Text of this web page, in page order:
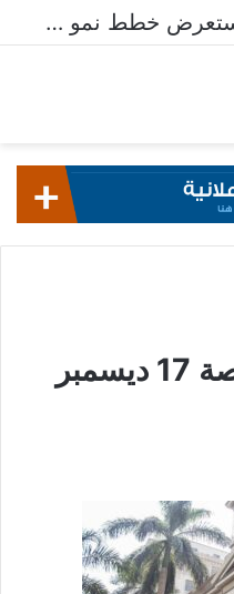
معدلات الشمول المالي تواصل ارتفاعها 79% من المواطنين يمتلكون حسابات نشطة تمكنهم من إجراء معاملات مالية
أخبار شركات البورصة 17 ديسمبر